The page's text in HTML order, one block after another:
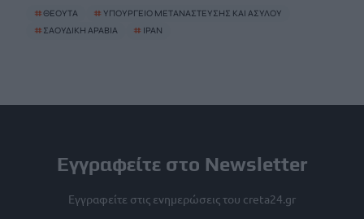
#ΘΕΟΥΤΑ # ΥΠΟΥΡΓΕΙΟ ΜΕΤΑΝΑΣΤΕΥΣΗΣ ΚΑΙ ΑΣΥΛΟΥ
# ΣΑΟΥΔΙΚΗ ΑΡΑΒΙΑ # ΙΡΑΝ
Εγγραφείτε στο Newsletter
Εγγραφείτε στις ενημερώσεις του creta24.gr